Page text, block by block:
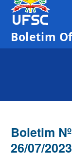
Boletim
Boletim
26/07/2023